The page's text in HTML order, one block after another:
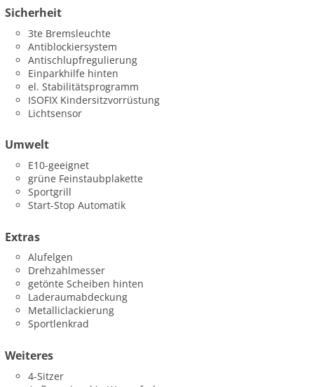
Sicherheit
3te Bremsleuchte
Antiblockiersystem
Antischlupfregulierung
Einparkhilfe hinten
el. Stabilitätsprogramm
ISOFIX Kindersitzvorrüstung
Lichtsensor
Umwelt
E10-geeignet
grüne Feinstaubplakette
Sportgrill
Start-Stop Automatik
Extras
Alufelgen
Drehzahlmesser
getönte Scheiben hinten
Laderaumabdeckung
Metalliclackierung
Sportlenkrad
Weiteres
4-Sitzer